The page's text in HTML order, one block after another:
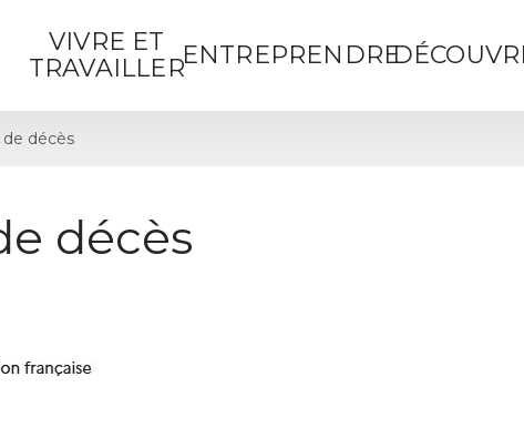
VIVRE ET
TRAVAILLERENTREPRENDRE
de décès
décès